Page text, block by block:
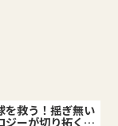
を救う！揺ぎ無い
ジーが切り拓くイ